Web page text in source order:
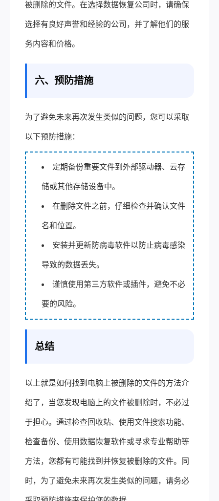
被删除的文件。在选择数据恢复公司时，请确保
选择有良好声誉和经验的公司，并了解他们的服
务内容和价格。
六、预防措施
为了避免未来再次发生类似的问题，您可以采取
以下预防措施：
定期备份重要文件到外部驱动器、云存
储或其他存储设备中。
在删除文件之前，仔细检查并确认文件
名和位置。
安装并更新防病毒软件以防止病毒感染
导致的数据丢失。
谨慎使用第三方软件或插件，避免不必
要的风险。
总结
以上就是如何找到电脑上被删除的文件的方法介
绍了，当您发现电脑上的文件被删除时，不必过
于担心。通过检查回收站、使用文件搜索功能、
检查备份、使用数据恢复软件或寻求专业帮助等
方法，您都有可能找到并恢复被删除的文件。同
时，为了避免未来再次发生类似的问题，请务必